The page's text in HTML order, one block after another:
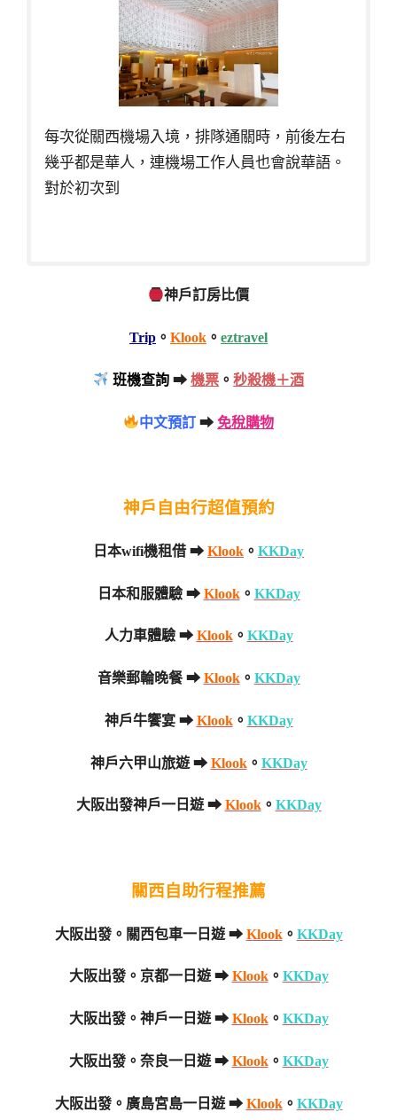
每次從關西機場入境，排隊通關時，前後左右
幾乎都是華人，連機場工作人員也會說華語。
對於初次到
神戶訂房比價
Trip 。 Klook 。 eztravel
班機查詢 ➡機票 。秒殺機＋酒
中文預訂 ➡免稅購物
神戶自由行超值預約
日本wifi機租借 ➡ Klook 。 KKDay
日本和服體驗 ➡ Klook。 KKDay
人力車體驗 ➡ Klook。 KKDay
音樂郵輪晚餐 ➡ Klook。 KKDay
神戶牛饗宴 ➡ Klook。 KKDay
神戶六甲山旅遊 ➡ Klook。 KKDay
大阪出發神戶一日遊 ➡ Klook。 KKDay
關西自助行程推薦
大阪出發。關西包車一日遊 ➡ Klook。 KKDay
大阪出發。京都一日遊 ➡ Klook。 KKDay
大阪出發。神戶一日遊 ➡ Klook。 KKDay
大阪出發。奈良一日遊 ➡ Klook。 KKDay
大阪出發。廣島宮島一日遊 ➡ Klook。 KKDay